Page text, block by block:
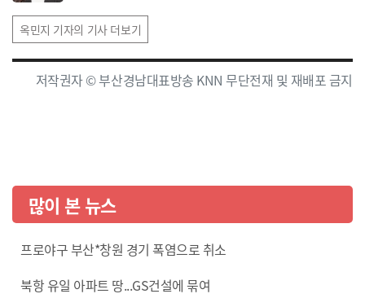
옥민지 기자의 기사 더보기
저작권자 © 부산경남대표방송 KNN 무단전재 및 재배포 금지
많이 본 뉴스
프로야구 부산*창원 경기 폭염으로 취소
북항 유일 아파트 땅...GS건설에 묶여